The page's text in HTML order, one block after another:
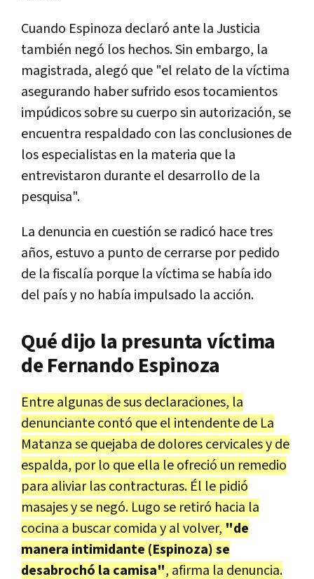
Cuando Espinoza declaró ante la Justicia
también negó los hechos. Sin embargo, la
magistrada, alegó que "el relato de la víctima
asegurando haber sufrido esos tocamientos
impúdicos sobre su cuerpo sin autorización, se
encuentra respaldado con las conclusiones de
los especialistas en la materia que la
entrevistaron durante el desarrollo de la
pesquisa".
La denuncia en cuestión se radicó hace tres
años, estuvo a punto de cerrarse por pedido
de la fiscalía porque la víctima se había ido
del país y no había impulsado la acción.
Qué dijo la presunta víctima
de Fernando Espinoza
Entre algunas de sus declaraciones, la
denunciante contó que el intendente de La
Matanza se quejaba de dolores cervicales y de
espalda, por lo que ella le ofreció un remedio
para aliviar las contracturas. Él le pidió
masajes y se negó. Lugo se retiró hacia la
cocina a buscar comida y al volver, "de
manera intimidante (Espinoza) se
desabrochó la camisa", afirma la denuncia.